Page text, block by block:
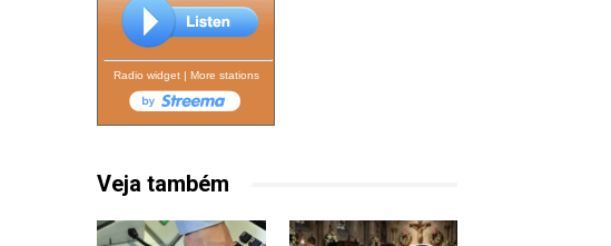
Radio widget| More stations
Veja também